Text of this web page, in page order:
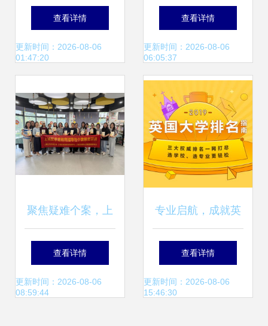
亮未来之路 全方位
教育服务与精美周
查看详情
更新时间：2026-08-06
01:47:20
特许加盟展，创新
教育咨询服务引投
资热潮
查看详情
更新时间：2026-08-06
06:05:37
聚焦疑难个案，上
城区探索家庭教育
指导服务新路径
查看详情
更新时间：2026-08-06
08:59:44
专业启航，成就英
伦梦 解析顶级留学
咨询服务机构——
查看详情
更新时间：2026-08-06
15:46:30